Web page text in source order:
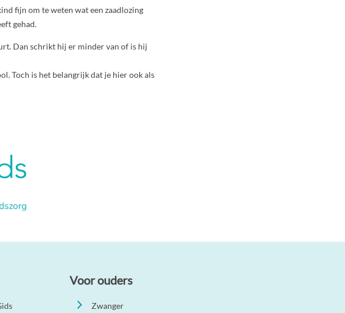
fijn om te weten wat een zaadlozing
gehad.
Dan schrikt hij er minder van of is hij
Toch is het belangrijk dat je hier ook als
Voor ouders
Zwanger